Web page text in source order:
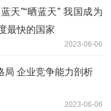
天”“晒蓝天” 我国成为
最快的国家
2023-06-06
局 企业竞争能力剖析
2023-06-06